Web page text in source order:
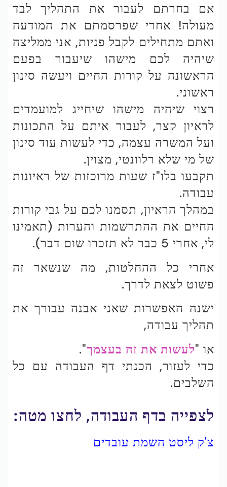
אם בחרתם לעבור את התהליך לבד
מעולה! אחרי שפרסמתם את המודעה
ואתם מתחילים לקבל פניות, אני ממליצה
שיהיה לכם מישהו שיעבור בפעם
הראשונה על קורות החיים ויעשה סינון
ראשוני.
רצוי שיהיה מישהו שיחייג למועמדים
לראיון קצר, לעבור איתם על התכונות
ועל המשרה עצמה, כדי לעשות עוד סינון
של מי שלא רלוונטי, מצוין.
תקבעו בלו"ז שעות מרוכזות של ראיונות
עבודה.
במהלך הראיון, תסמנו לכם על גבי קורות
החיים את ההתרשמות והערות (תאמינו
לי, אחרי 5 כבר לא תזכרו שום דבר).
אחרי כל ההחלטות, מה שנשאר זה
פשוט לצאת לדרך.
ישנה האפשרות שאני אבנה עבורך את
תהליך עבודה,
או "לעשות את זה בעצמך".
כדי לעזור, הכנתי דף העבודה עם כל
השלבים.
לצפייה בדף העבודה, לחצו מטה:
צ'ק ליסט השמת עובדים